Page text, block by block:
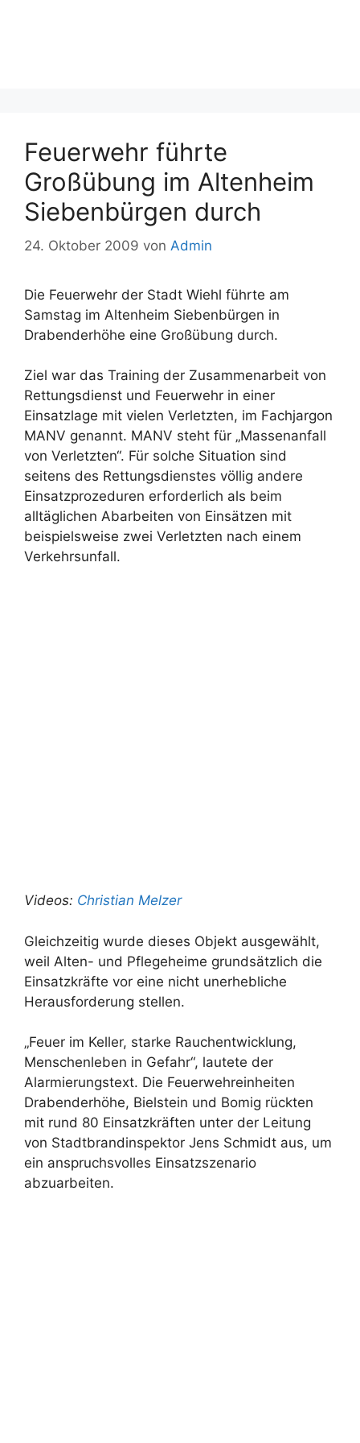
Feuerwehr führte
Großübung im Altenheim
Siebenbürgen durch
24. Oktober 2009 von Admin
Die Feuerwehr der Stadt Wiehl führte am
Samstag im Altenheim Siebenbürgen in
Drabenderhöhe eine Großübung durch.
Ziel war das Training der Zusammenarbeit von
Rettungsdienst und Feuerwehr in einer
Einsatzlage mit vielen Verletzten, im Fachjargon
MANV genannt. MANV steht für „Massenanfall
von Verletzten“. Für solche Situation sind
seitens des Rettungsdienstes völlig andere
Einsatzprozeduren erforderlich als beim
alltäglichen Abarbeiten von Einsätzen mit
beispielsweise zwei Verletzten nach einem
Verkehrsunfall.
Videos: Christian Melzer
Gleichzeitig wurde dieses Objekt ausgewählt,
weil Alten- und Pflegeheime grundsätzlich die
Einsatzkräfte vor eine nicht unerhebliche
Herausforderung stellen.
„Feuer im Keller, starke Rauchentwicklung,
Menschenleben in Gefahr“, lautete der
Alarmierungstext. Die Feuerwehreinheiten
Drabenderhöhe, Bielstein und Bomig rückten
mit rund 80 Einsatzkräften unter der Leitung
von Stadtbrandinspektor Jens Schmidt aus, um
ein anspruchsvolles Einsatzszenario
abzuarbeiten.